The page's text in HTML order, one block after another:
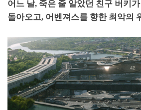
어느 날, 죽은 줄 알았던 친구 버키
돌아오고, 어벤져스를 향한 최악의